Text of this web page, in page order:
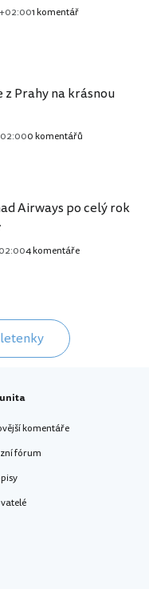
1 komentář
Prahy na krásnou
0 komentářů
Airways po celý rok
4 komentáře
komentáře
fórum